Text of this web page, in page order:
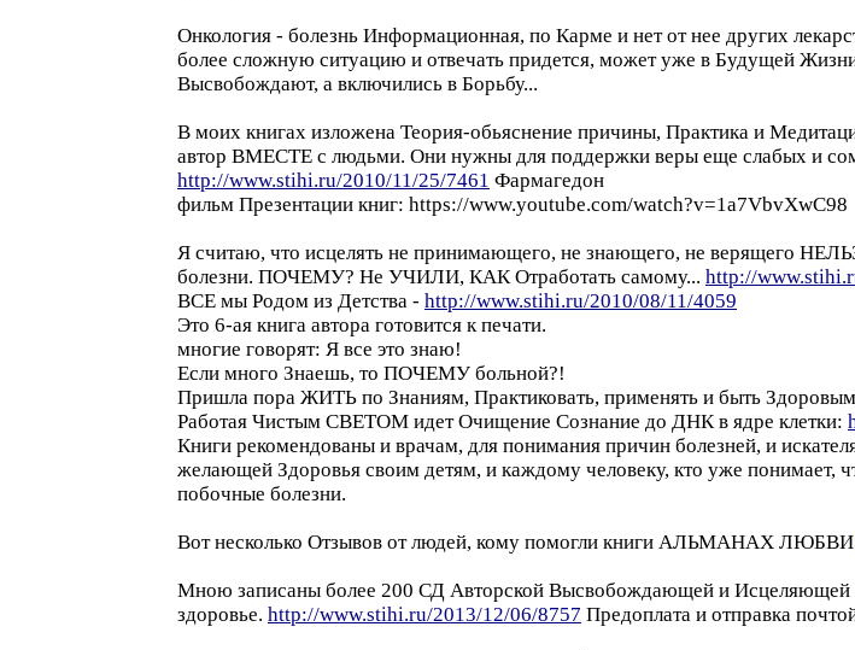
Онкология - болезнь Информационная, по Карме и нет от нее других
более сложную ситуацию и отвечать придется, может уже в Будущей
Высвобождают, а включились в Борьбу...
В моих книгах изложена Теория-обьяснение причины, Практика и
автор ВМЕСТЕ с людьми. Они нужны для поддержки веры еще слабых и
http://www.stihi.ru/2010/11/25/7461 Фармагедон
фильм Презентации книг: https://www.youtube.com/watch?v=1a7VbvXwC98
Я считаю, что исцелять не принимающего, не знающего, не верящего
болезни. ПОЧЕМУ? Не УЧИЛИ, КАК Отработать самому... http://
ВСЕ мы Родом из Детства - http://www.stihi.ru/2010/08/11/4059
Это 6-ая книга автора готовится к печати.
многие говорят: Я все это знаю!
Если много Знаешь, то ПОЧЕМУ больной?!
Пришла пора ЖИТЬ по Знаниям, Практиковать, применять и быть
Работая Чистым СВЕТОМ идет Очищение Сознание до ДНК в ядре клетки:
Книги рекомендованы и врачам, для понимания причин болезней, и
желающей Здоровья своим детям, и каждому человеку, кто уже понимает,
побочные болезни.
Вот несколько Отзывов от людей, кому помогли книги АЛЬМАНАХ
Мною записаны более 200 СД Авторской Высвобождающей и Исцеляющей
здоровье. http://www.stihi.ru/2013/12/06/8757 Предоплата и отправка